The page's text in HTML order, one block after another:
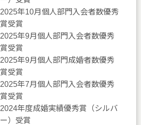
2025年10月個人部門入会者数優秀
賞受賞
2025年9月個人部門入会者数優秀
賞受賞
2025年9月個人部門成婚者数優秀
賞受賞
2025年7月個人部門入会者数優秀
賞受賞
2024年度成婚実績優秀賞（シルバ
ー）受賞